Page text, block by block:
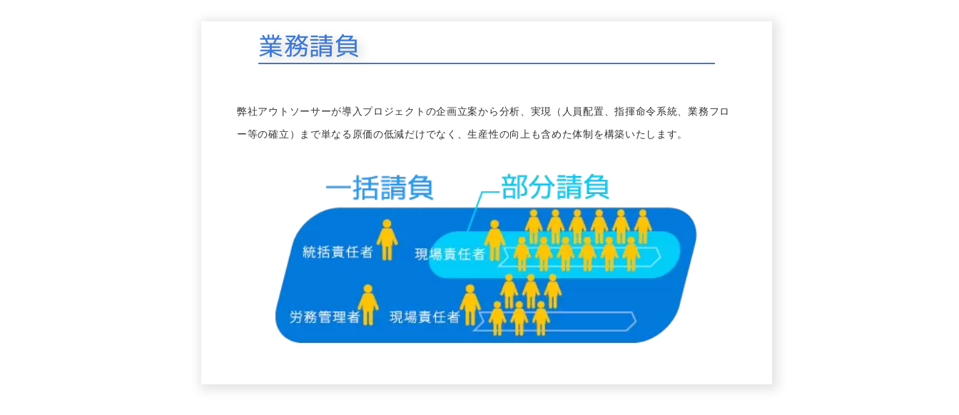
業務請負
弊社アウトソーサーが導入プロジェクトの企画立案から分析、実現（人員配置、指揮命令系統、業務フロ
ー等の確立）まで単なる原価の低減だけでなく、生産性の向上も含めた体制を構築いたします。